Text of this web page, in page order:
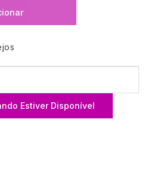
Estiver Disponível